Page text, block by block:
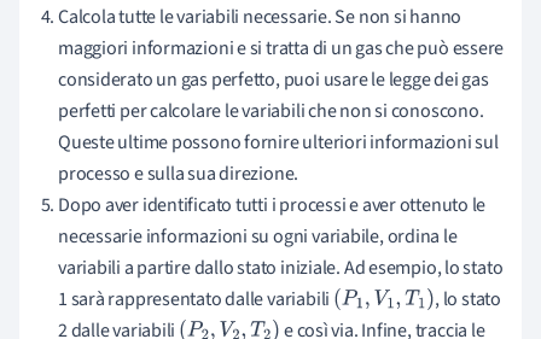
Calcola tutte le variabili necessarie. Se non si hanno
maggiori informazioni e si tratta di un gas che può essere
considerato un gas perfetto, puoi usare le legge dei gas
perfetti per calcolare le variabili che non si conoscono.
Queste ultime possono fornire ulteriori informazioni sul
processo e sulla sua direzione.
Dopo aver identificato tutti i processi e aver ottenuto le
necessarie informazioni su ogni variabile, ordina le
variabili a partire dallo stato iniziale. Ad esempio, lo stato
1 sarà rappresentato dalle variabili (P1,V 1,T1)
, lo stato
2 dalle variabili (P2,V 2,T2)
e così via. Infine, traccia le